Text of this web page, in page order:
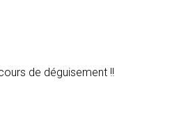
de déguisement !!